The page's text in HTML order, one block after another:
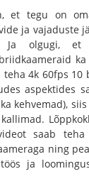
et tegu on
ja vajaduste
olgugi, et
ka
4k 60fps 10
aspektides
kehvemad),
saab teha
ning
ja